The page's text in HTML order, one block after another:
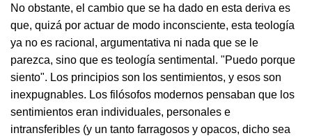
No obstante, el cambio que se ha dado en esta deriva es
que, quizá por actuar de modo inconsciente, esta teología
ya no es racional, argumentativa ni nada que se le
parezca, sino que es teología sentimental. "Puedo porque
siento". Los principios son los sentimientos, y esos son
inexpugnables. Los filósofos modernos pensaban que los
sentimientos eran individuales, personales e
intransferibles (y un tanto farragosos y opacos, dicho sea